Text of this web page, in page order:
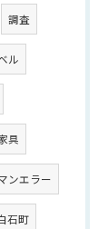
調査
ル
具
ンエラー
石町